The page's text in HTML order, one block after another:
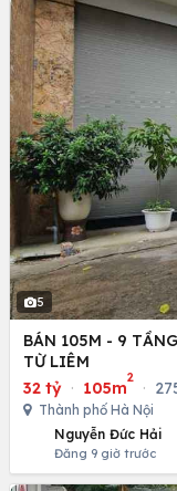
5
BÁN 105M - 9
TỪ LIÊM
32 tỷ · 105m
2
·
Thành phố Hà Nội
Nguyễn Đức Hải
Đăng 9 giờ trước